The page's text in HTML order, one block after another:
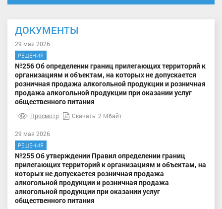
ДОКУМЕНТЫ
29 мая 2026
РЕШЕНИЯ
№256 Об определении границ прилегающих территорий к
организациям и объектам, на которых не допускается
розничная продажа алкогольной продукции и розничная
продажа алкогольной продукции при оказании услуг
общественного питания
Просмотр Скачать 2 Мбайт
29 мая 2026
РЕШЕНИЯ
№255 Об утверждении Правил определении границ
прилегающих территорий к организациям и объектам, на
которых не допускается розничная продажа
алкогольной продукции и розничная продажа
алкогольной продукции при оказании услуг
общественного питания